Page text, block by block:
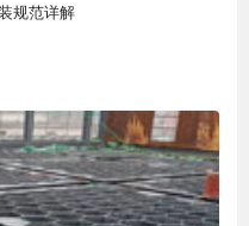
规范详解